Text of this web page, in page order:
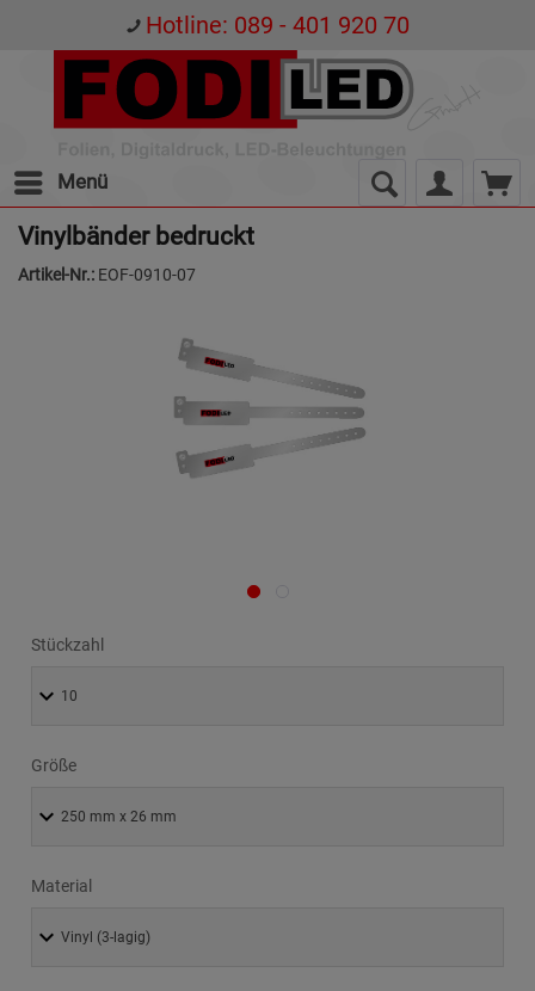
Hotline: 089 - 401 920 70
Menü
Vinylbänder bedruckt
Artikel-Nr.: EOF-0910-07
Stückzahl
Größe
Material